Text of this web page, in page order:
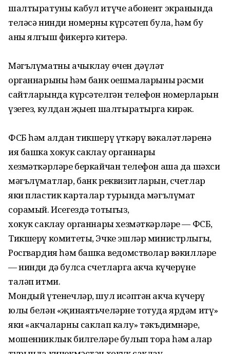
шалтыратуны кабул итүче абонент экранында
теләсә нинди номерны күрсәтеп була, һәм бу
аны ялгыш фикергә китерә.
Мәгълүматны ачыклау өчен дәүләт
органнарының һәм банк оешмаларының рәсми
сайтларында күрсәтелгән телефон номерларын
үзегез, кулдан җыеп шалтыратырга кирәк.
ФСБ һәм алдан тикшерү үткәрү вәкаләтләренә
ия башка хокук саклау органнары
хезмәткәрләре беркайчан телефон аша да шәхси
мәгълүматлар, банк реквизитларын, счетлар
яки пластик карталар турында мәгълүмат
сорамый. Исегездә тотыгыз,
хокук саклау органнары хезмәткәрләре — ФСБ,
Тикшерү комитеты, Эчке эшләр министрлыгы,
Росгвардия һәм башка ведомстволар вәкилләре
— нинди дә булса счетларга акча күчерүне
таләп итми.
Мондый үтенечләр, шул исәптән акча күчерү
юлы белән «җинаятьчеләрне тотуда ярдәм итү»
яки «акчаларны саклап калу» тәкъдимнәре,
мошенниклык билгеләре булып тора һәм алар